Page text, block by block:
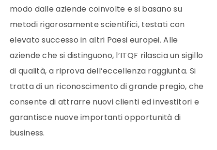
modo dalle aziende coinvolte e si basano su
metodi rigorosamente scientifici, testati con
elevato successo in altri Paesi europei. Alle
aziende che si distinguono, l’ITQF rilascia un sigillo
di qualità, a riprova dell’eccellenza raggiunta. Si
tratta di un riconoscimento di grande pregio, che
consente di attrarre nuovi clienti ed investitori e
garantisce nuove importanti opportunità di
business.